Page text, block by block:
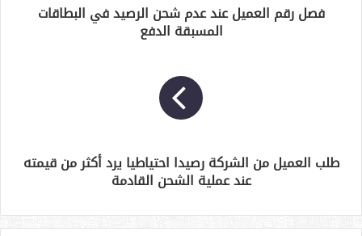
فصل رقم العميل عند عدم شحن الرصيد في البطاقات
المسبقة الدفع
طلب العميل من الشركة رصيدا احتياطيا يرد أكثر من قيمته
عند عملية الشحن القادمة